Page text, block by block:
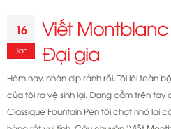
16
Jan
Viết
Đại gia
Hôm nay, nhân dịp rảnh rỗi, Tôi lôi toàn
của tôi ra vệ sinh lại. Đang cầm trên tay
Classique Fountain Pen tôi chợt nhớ lại